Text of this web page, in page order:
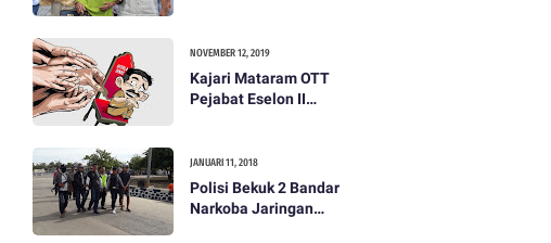
itu bohong
NOVEMBER 12, 2019
Kajari Mataram OTT
Pejabat Eselon II
JANUARI 11, 2018
Polisi Bekuk 2 Bandar
Narkoba Jaringan